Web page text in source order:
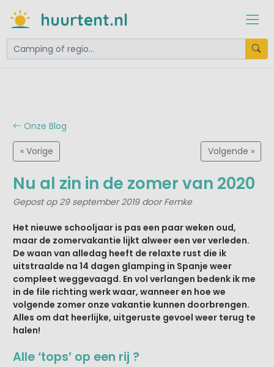
huurtent.nl
Onze Blog
« Vorige Volgende »
Nu al zin in de zomer van 2020
Gepost op 29 september 2019 door Femke
Het nieuwe schooljaar is pas een paar weken oud,
maar de zomervakantie lijkt alweer een ver verleden.
De waan van alledag heeft de relaxte rust die ik
uitstraalde na 14 dagen glamping in Spanje weer
compleet weggevaagd. En vol verlangen bedenk ik me
in de file richting werk waar, wanneer en hoe we
volgende zomer onze vakantie kunnen doorbrengen.
Alles om dat heerlijke, uitgeruste gevoel weer terug te
halen!
Alle ‘tops’ op een rij ?